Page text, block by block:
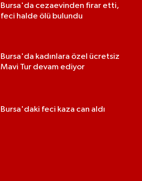
Bursa'da cezaevinden firar etti,
feci halde ölü bulundu
Bursa'da kadınlara özel ücretsiz
Mavi Tur devam ediyor
Bursa'daki feci kaza can aldı